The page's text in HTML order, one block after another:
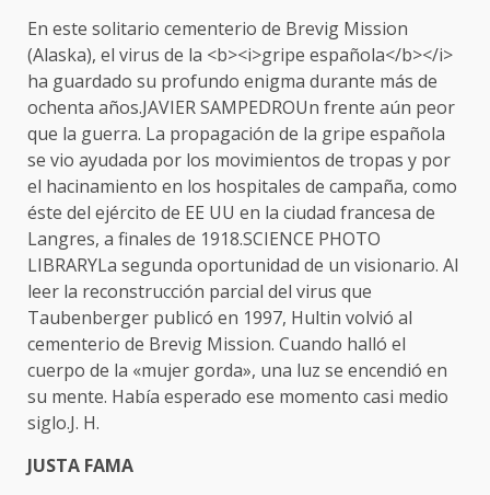
En este solitario cementerio de Brevig Mission
(Alaska), el virus de la <b><i>gripe española</b></i>
ha guardado su profundo enigma durante más de
ochenta años.JAVIER SAMPEDROUn frente aún peor
que la guerra. La propagación de la gripe española
se vio ayudada por los movimientos de tropas y por
el hacinamiento en los hospitales de campaña, como
éste del ejército de EE UU en la ciudad francesa de
Langres, a finales de 1918.SCIENCE PHOTO
LIBRARYLa segunda oportunidad de un visionario. Al
leer la reconstrucción parcial del virus que
Taubenberger publicó en 1997, Hultin volvió al
cementerio de Brevig Mission. Cuando halló el
cuerpo de la «mujer gorda», una luz se encendió en
su mente. Había esperado ese momento casi medio
siglo.J. H.
JUSTA FAMA